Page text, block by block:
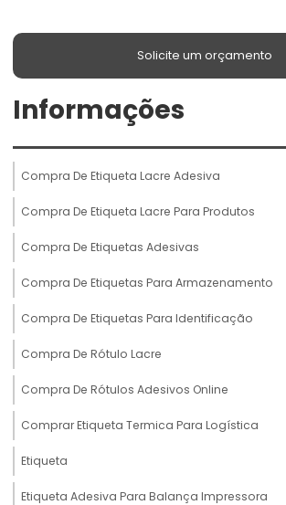
Solicite um orçamento
Informações
Compra De Etiqueta Lacre Adesiva
Compra De Etiqueta Lacre Para Produtos
Compra De Etiquetas Adesivas
Compra De Etiquetas Para Armazenamento
Compra De Etiquetas Para Identificação
Compra De Rótulo Lacre
Compra De Rótulos Adesivos Online
Comprar Etiqueta Termica Para Logística
Etiqueta
Etiqueta Adesiva Para Balança Impressora